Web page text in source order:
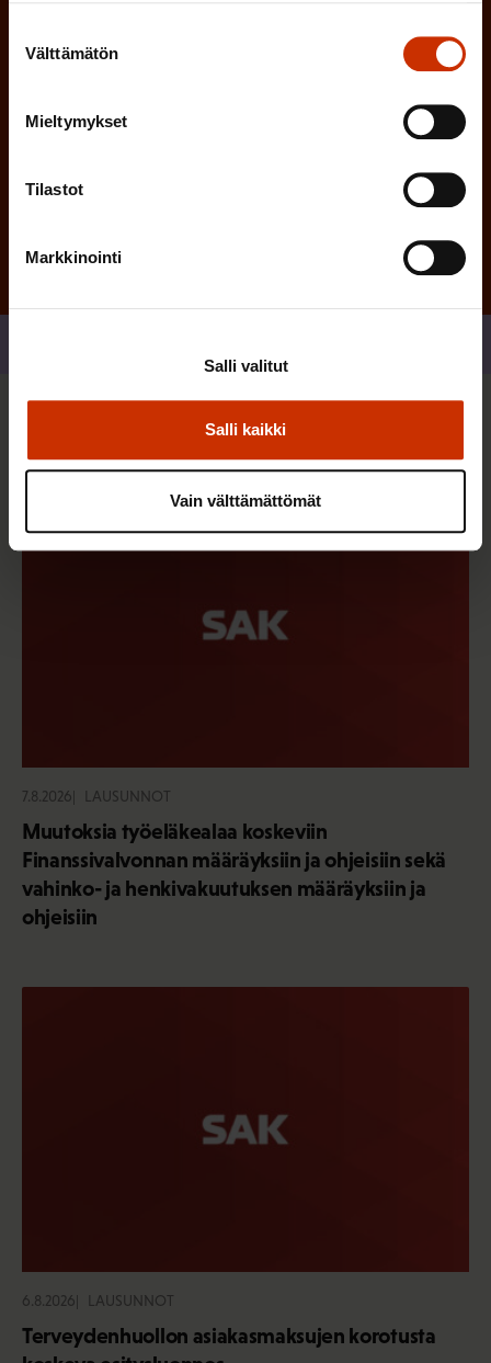
valinta
Välttämätön
Mieltymykset
Tilastot
Markkinointi
Salli kaikki
Salli valitut
Vain välttämättömät
Sinua saattaa myös kiinnostaa
7.8.2026 LAUSUNNOT
Muutoksia työeläkealaa koskeviin
Finanssivalvonnan määräyksiin ja ohjeisiin sekä
vahinko- ja henkivakuutuksen määräyksiin ja
ohjeisiin
6.8.2026 LAUSUNNOT
Terveydenhuollon asiakasmaksujen korotusta